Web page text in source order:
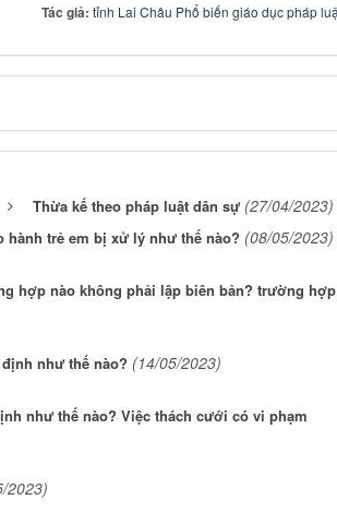
Tác giả: tỉnh Lai Châu Phổ biến giáo dục pháp
Thừa kế theo pháp luật dân sự (27/04/2023)
hành trẻ em bị xử lý như thế nào? (08/05/2023)
hợp nào không phải lập biên bản? trường hợp
như thế nào? (14/05/2023)
như thế nào? Việc thách cưới có vi phạm
2023)